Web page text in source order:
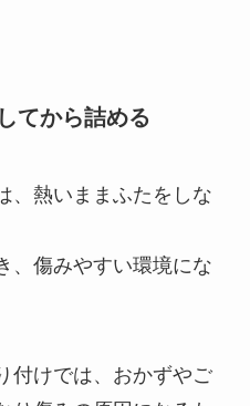
てから詰める
、熱いままふたをしな
、傷みやすい環境にな
付けでは、おかずやご